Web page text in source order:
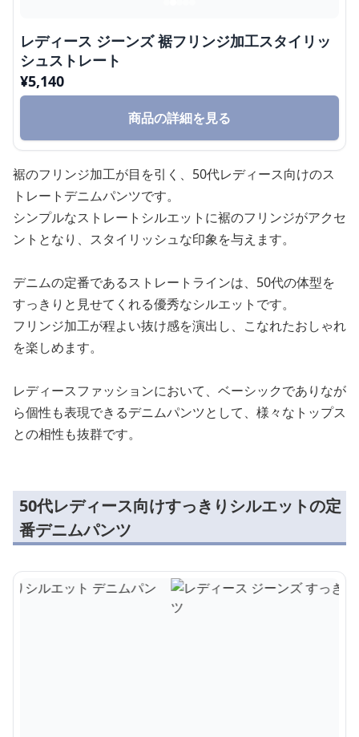
レディース ジーンズ 裾フリンジ加工スタイリッ
シュストレート
¥5,140
商品の詳細を見る
裾のフリンジ加工が目を引く、50代レディース向けのス
トレートデニムパンツです。
シンプルなストレートシルエットに裾のフリンジがアクセ
ントとなり、スタイリッシュな印象を与えます。
デニムの定番であるストレートラインは、50代の体型を
すっきりと見せてくれる優秀なシルエットです。
フリンジ加工が程よい抜け感を演出し、こなれたおしゃれ
を楽しめます。
レディースファッションにおいて、ベーシックでありなが
ら個性も表現できるデニムパンツとして、様々なトップス
との相性も抜群です。
50代レディース向けすっきりシルエットの定
番デニムパンツ